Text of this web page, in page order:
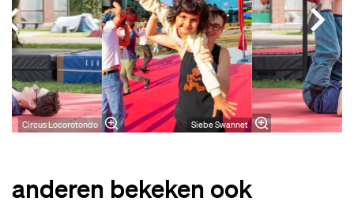
Circus Locorotondo Siebe Swannet
anderen bekeken ook